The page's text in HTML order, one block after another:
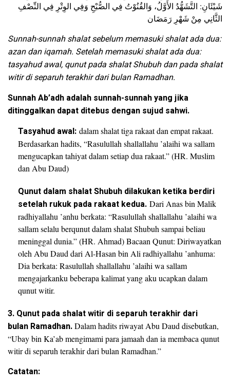
شَيْئَانِ: التَّشَهُّدُ الأَوَّلُ، وَالقُنُوْتُ فِي الصُّبْحِ وَفِي الوِتْرِ فِي النِّصْفِ
الثَّانِي مِنْ شَهْرِ رَمَضَان
Sunnah-sunnah shalat sebelum memasuki shalat ada dua:
azan dan iqamah. Setelah memasuki shalat ada dua:
tasyahud awal, qunut pada shalat Shubuh dan pada shalat
witir di separuh terakhir dari bulan Ramadhan.
Sunnah Ab’adh adalah sunnah-sunnah yang jika
ditinggalkan dapat ditebus dengan sujud sahwi.
Tasyahud awal: dalam shalat tiga rakaat dan empat rakaat.
Berdasarkan hadits, “Rasulullah shallallahu ’alaihi wa sallam
mengucapkan tahiyat dalam setiap dua rakaat.” (HR. Muslim
dan Abu Daud)
Qunut dalam shalat Shubuh dilakukan ketika berdiri
setelah rukuk pada rakaat kedua. Dari Anas bin Malik
radhiyallahu ’anhu berkata: “Rasulullah shallallahu ’alaihi wa
sallam selalu berqunut dalam shalat Shubuh sampai beliau
meninggal dunia.” (HR. Ahmad) Bacaan Qunut: Diriwayatkan
oleh Abu Daud dari Al-Hasan bin Ali radhiyallahu ’anhuma:
Dia berkata: Rasulullah shallallahu ’alaihi wa sallam
mengajarkanku beberapa kalimat yang aku ucapkan dalam
qunut witir.
3. Qunut pada shalat witir di separuh terakhir dari
bulan Ramadhan.Dalam hadits riwayat Abu Daud disebutkan,
“Ubay bin Ka’ab mengimami para jamaah dan ia membaca qunut
witir di separuh terakhir dari bulan Ramadhan.”
Catatan: